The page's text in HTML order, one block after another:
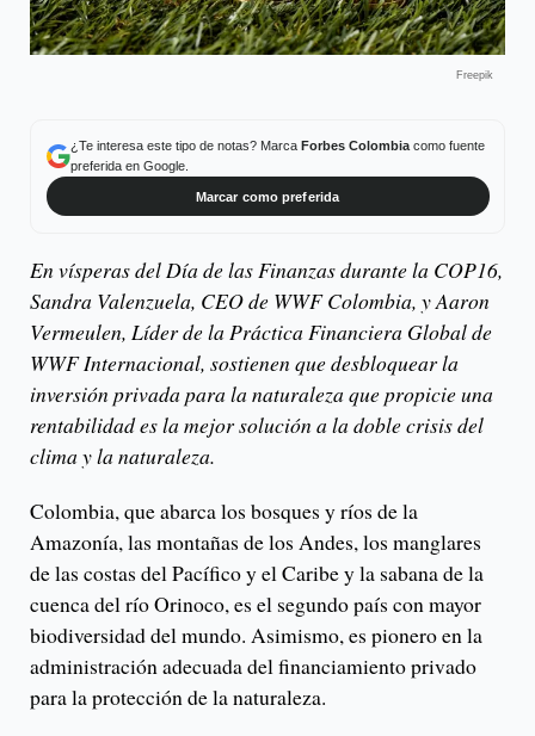
Freepik
¿Te interesa este tipo de notas? Marca Forbes Colombiacomo fuente
preferida en Google.
Marcar como preferida
En vísperas del Día de las Finanzas durante la COP16,
Sandra Valenzuela, CEO de WWF Colombia, y Aaron
Vermeulen, Líder de la Práctica Financiera Global de
WWF Internacional, sostienen que desbloquear la
inversión privada para la naturaleza que propicie una
rentabilidad es la mejor solución a la doble crisis del
clima y la naturaleza.
Colombia, que abarca los bosques y ríos de la
Amazonía, las montañas de los Andes, los manglares
de las costas del Pacífico y el Caribe y la sabana de la
cuenca del río Orinoco, es el segundo país con mayor
biodiversidad del mundo. Asimismo, es pionero en la
administración adecuada del financiamiento privado
para la protección de la naturaleza.